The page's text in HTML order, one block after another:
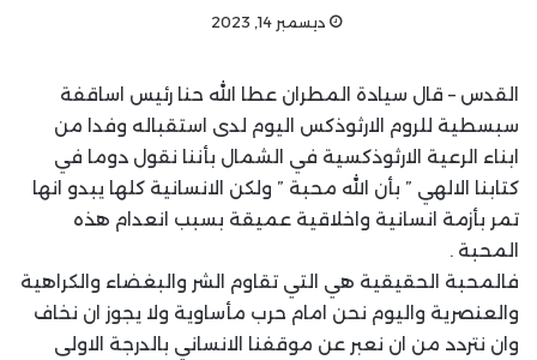
ديسمبر 14, 2023
القدس – قال سيادة المطران عطا الله حنا رئيس اساقفة
سبسطية للروم الارثوذكس اليوم لدى استقباله وفدا من
ابناء الرعية الارثوذكسية في الشمال بأننا نقول دوما في
كتابنا الالهي ” بأن الله محبة ” ولكن الانسانية كلها يبدو انها
تمر بأزمة انسانية واخلاقية عميقة بسبب انعدام هذه
المحبة .
فالمحبة الحقيقية هي التي تقاوم الشر والبغضاء والكراهية
والعنصرية واليوم نحن امام حرب مأساوية ولا يجوز ان نخاف
وان نتردد من ان نعبر عن موقفنا الانساني بالدرجة الاولى